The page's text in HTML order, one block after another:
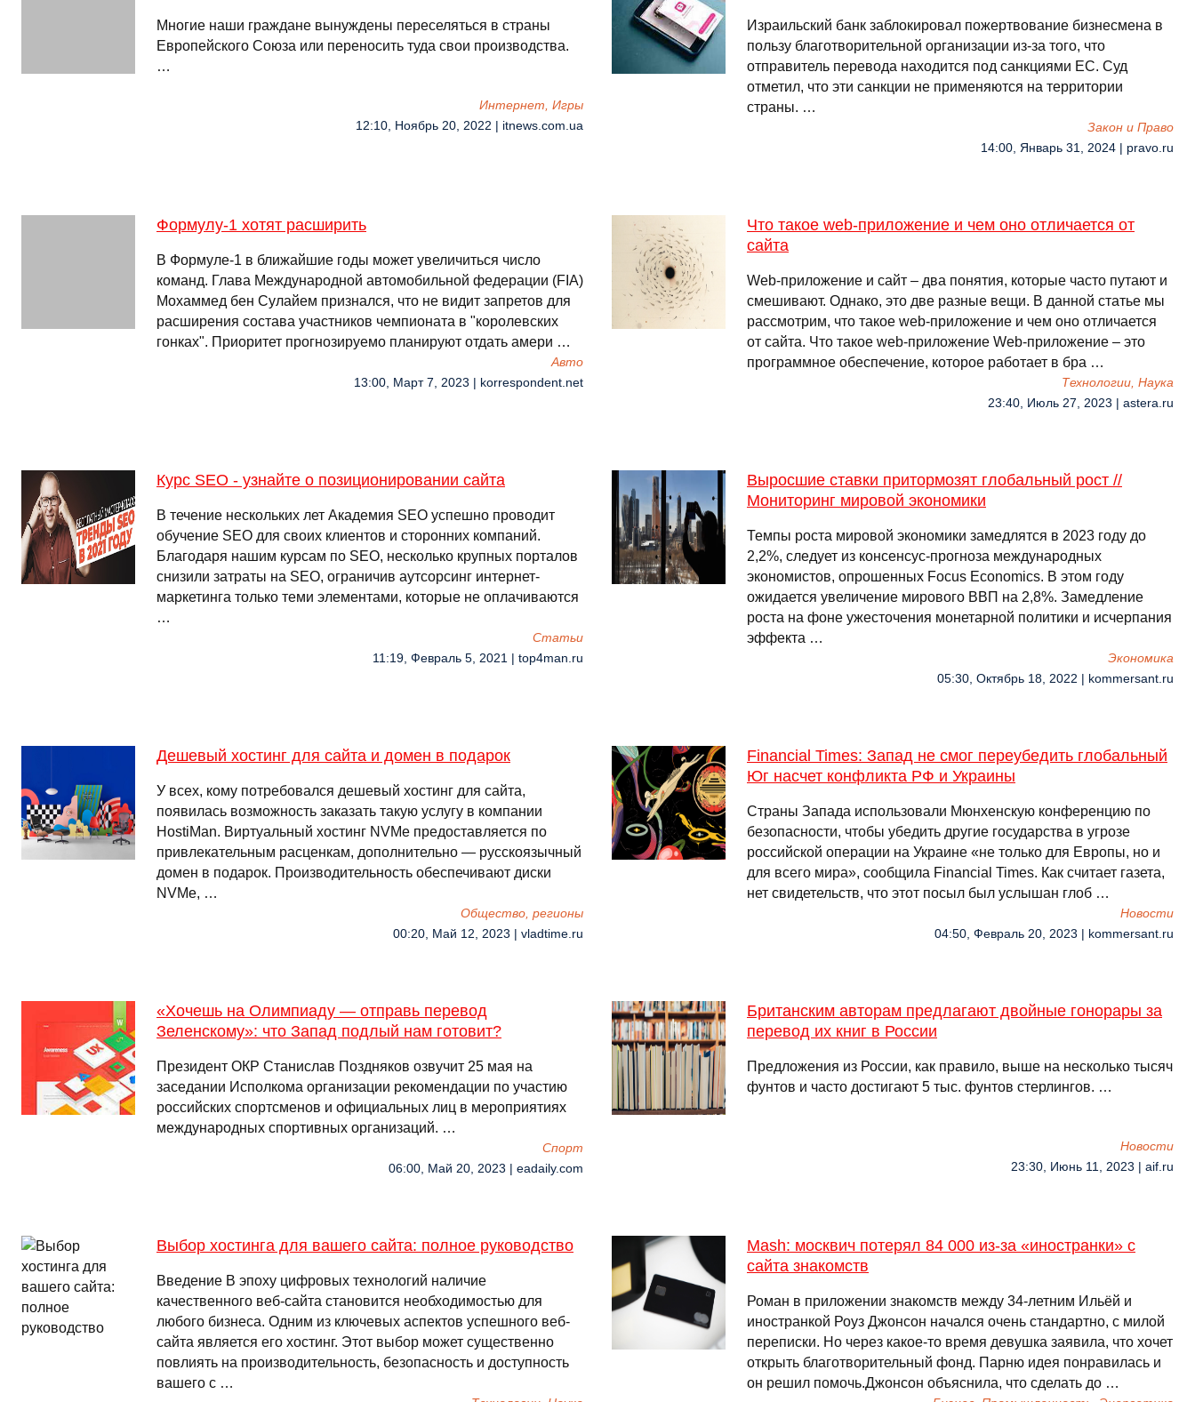
Многие наши граждане вынуждены переселяться в страны
Европейского Союза или переносить туда свои производства.
…
Интернет, Игры
12:10, Ноябрь 20, 2022 | itnews.com.ua
Израильский банк заблокировал пожертвование бизнесмена в
пользу благотворительной организации из-за того, что
отправитель перевода находится под санкциями ЕС. Суд
отметил, что эти санкции не применяются на территории
страны. …
Закон и Право
14:00, Январь 31, 2024 | pravo.ru
Формулу-1 хотят расширить
В Формуле-1 в ближайшие годы может увеличиться число
команд. Глава Международной автомобильной федерации (FIA)
Мохаммед бен Сулайем признался, что не видит запретов для
расширения состава участников чемпионата в "королевских
гонках". Приоритет прогнозируемо планируют отдать амери …
Авто
13:00, Март 7, 2023 | korrespondent.net
Что такое web-приложение и чем оно отличается от
сайта
Web-приложение и сайт – два понятия, которые часто путают и
смешивают. Однако, это две разные вещи. В данной статье мы
рассмотрим, что такое web-приложение и чем оно отличается
от сайта. Что такое web-приложение Web-приложение – это
программное обеспечение, которое работает в бра …
Технологии, Наука
23:40, Июль 27, 2023 | astera.ru
Курс SEO - узнайте о позиционировании сайта
В течение нескольких лет Академия SEO успешно проводит
обучение SEO для своих клиентов и сторонних компаний.
Благодаря нашим курсам по SEO, несколько крупных порталов
снизили затраты на SEO, ограничив аутсорсинг интернет-
маркетинга только теми элементами, которые не оплачиваются
…
Cтатьи
11:19, Февраль 5, 2021 | top4man.ru
Выросшие ставки притормозят глобальный рост //
Мониторинг мировой экономики
Темпы роста мировой экономики замедлятся в 2023 году до
2,2%, следует из консенсус-прогноза международных
экономистов, опрошенных Focus Economics. В этом году
ожидается увеличение мирового ВВП на 2,8%. Замедление
роста на фоне ужесточения монетарной политики и исчерпания
эффекта …
Экономика
05:30, Октябрь 18, 2022 | kommersant.ru
Дешевый хостинг для сайта и домен в подарок
У всех, кому потребовался дешевый хостинг для сайта,
появилась возможность заказать такую услугу в компании
HostiMan. Виртуальный хостинг NVMe предоставляется по
привлекательным расценкам, дополнительно — русскоязычный
домен в подарок. Производительность обеспечивают диски
NVMe, …
Общество, регионы
00:20, Май 12, 2023 | vladtime.ru
Financial Times: Запад не смог переубедить глобальный
Юг насчет конфликта РФ и Украины
Страны Запада использовали Мюнхенскую конференцию по
безопасности, чтобы убедить другие государства в угрозе
российской операции на Украине «не только для Европы, но и
для всего мира», сообщила Financial Times. Как считает газета,
нет свидетельств, что этот посыл был услышан глоб …
Новости
04:50, Февраль 20, 2023 | kommersant.ru
«Хочешь на Олимпиаду — отправь перевод
Зеленскому»: что Запад подлый нам готовит?
Президент ОКР Станислав Поздняков озвучит 25 мая на
заседании Исполкома организации рекомендации по участию
российских спортсменов и официальных лиц в мероприятиях
международных спортивных организаций. …
Спорт
06:00, Май 20, 2023 | eadaily.com
Британским авторам предлагают двойные гонорары за
перевод их книг в России
Предложения из России, как правило, выше на несколько тысяч
фунтов и часто достигают 5 тыс. фунтов стерлингов. …
Новости
23:30, Июнь 11, 2023 | aif.ru
Выбор хостинга для вашего сайта: полное руководство
Введение В эпоху цифровых технологий наличие
качественного веб-сайта становится необходимостью для
любого бизнеса. Одним из ключевых аспектов успешного веб-
сайта является его хостинг. Этот выбор может существенно
повлиять на производительность, безопасность и доступность
вашего с …
Mash: москвич потерял 84 000 из-за «иностранки» с
сайта знакомств
Роман в приложении знакомств между 34-летним Ильёй и
иностранкой Роуз Джонсон начался очень стандартно, с милой
переписки. Но через какое-то время девушка заявила, что хочет
открыть благотворительный фонд. Парню идея понравилась и
он решил помочь.Джонсон объяснила, что сделать до …